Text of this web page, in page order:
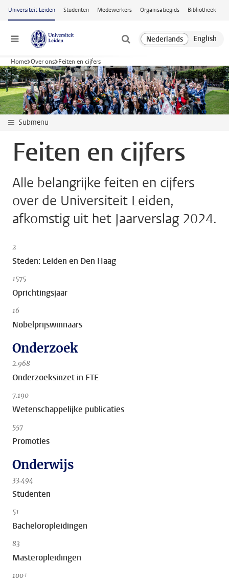
Ga naar hoofdinhoud
Universiteit Leiden Studenten Medewerkers Organisatiegids Bibliotheek
Menu
Home Over ons Feiten en cijfers
Submenu
Feiten en cijfers
Alle belangrijke feiten en cijfers
over de Universiteit Leiden,
afkomstig uit het Jaarverslag 2024.
2
Steden: Leiden en Den Haag
1575
Oprichtingsjaar
16
Nobelprijswinnaars
Onderzoek
2.968
Onderzoeksinzet in FTE
7.190
Wetenschappelijke publicaties
557
Promoties
Onderwijs
33.494
Studenten
51
Bacheloropleidingen
83
Masteropleidingen
100+